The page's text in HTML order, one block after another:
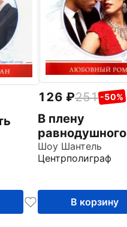
126 251 -50%
В плену
равнодушного
сердца
Шоу Шантель
Центрполиграф
В корзину